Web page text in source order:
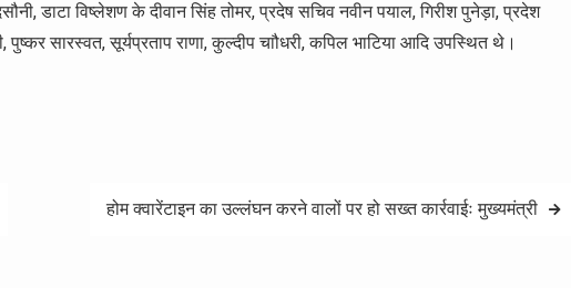
डाटा विष्लेशण के दीवान सिंह तोमर, प्रदेष सचिव नवीन पयाल, गिरीश पुनेड़ा, प्रदेश
पुष्कर सारस्वत, सूर्यप्रताप राणा, कुल्दीप चाौधरी, कपिल भाटिया आदि उपस्थित थे।
होम क्वारेंटाइन का उल्लंघन करने वालों पर हो सख्त कार्रवाईः मुख्यमंत्री